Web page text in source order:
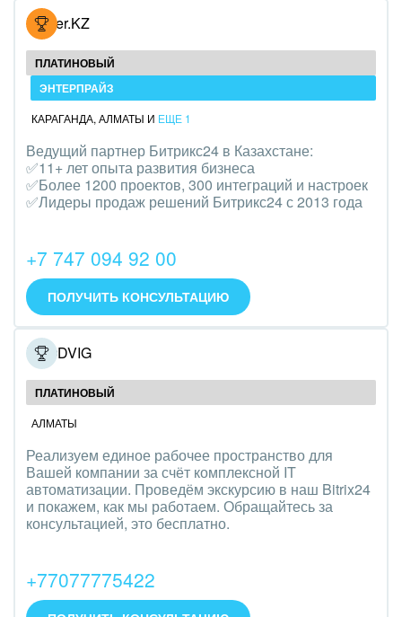
Выставки, семинары, конференции
Горнодобывающая отрасль
Досуг, туризм и отдых
Изготовление памятников и мемориальных
комплексов
Инвестиционный бизнес
IT, Интернет
Консалтинговые и управленческие услуги
Культурные события, спорт, шоу-бизнес
Логистика
Мебель, лес, деревообработка
Медицина и фармацевтика
Металлургия
Нефть, газ
Hoster.KZ
ПЛАТИНОВЫЙ
ЭНТЕРПРАЙЗ
КАРАГАНДА, АЛМАТЫ И ЕЩЕ 1
Ведущий партнер Битрикс24 в Казахстане:
✅11+ лет опыта развития бизнеса
✅Более 1200 проектов, 300 интеграций и настроек
✅Лидеры продаж решений Битрикс24 с 2013 года
+7 747 094 92 00
ПОЛУЧИТЬ КОНСУЛЬТАЦИЮ
PRODVIG
ПЛАТИНОВЫЙ
АЛМАТЫ
Реализуем единое рабочее пространство для
Вашей компании за счёт комплексной IT
автоматизации. Проведём экскурсию в наш Bitrix24
и покажем, как мы работаем. Обращайтесь за
консультацией, это бесплатно.
+77077775422